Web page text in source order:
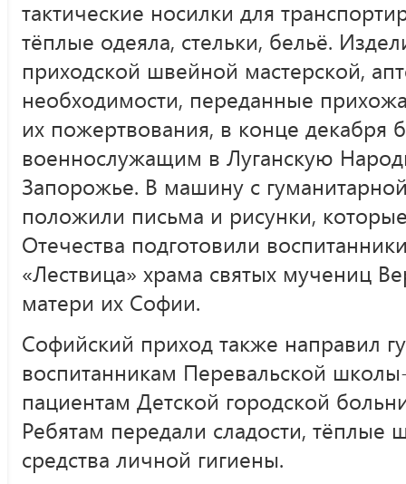
тактические носилки для
тёплые одеяла, стельки, бельё.
приходской швейной мастерской,
необходимости, переданные
их пожертвования, в конце декабря
военнослужащим в Луганскую
Запорожье. В машину с
положили письма и рисунки,
Отечества подготовили
«Лествица» храма святых мучениц
матери их Софии.
Софийский приход также направил
воспитанникам Перевальской
пациентам Детской городской
Ребятам передали сладости, тёплые
средства личной гигиены.